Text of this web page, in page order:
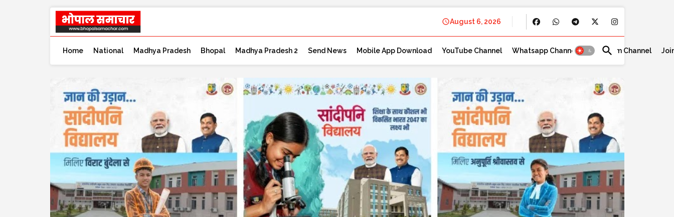
August 6, 2026
Home National Madhya Pradesh Bhopal Madhya Pradesh 2 Send News Mobile App Download YouTube Channel Whatsapp Channel Telegram Channel